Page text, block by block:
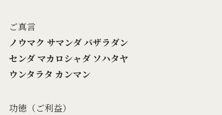
ご真言
ノウマク サマンダ バザラダン
センダ マカロシャダ ソハタヤ
ウンタラタ カンマン
功徳（ご利益）